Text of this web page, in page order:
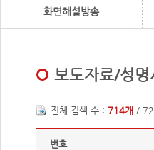
화면해설방송
보도자료/성명
전체 검색 수 : 714개 / 72
번호